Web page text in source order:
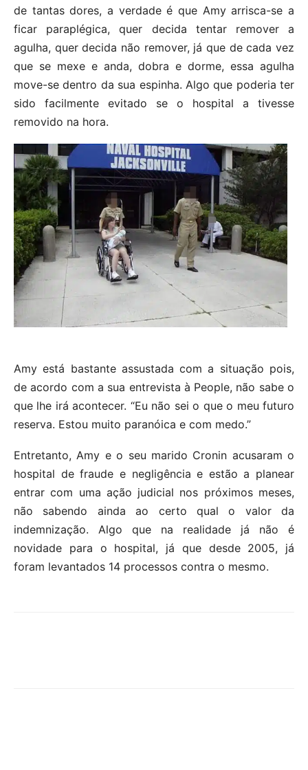
de tantas dores, a verdade é que Amy arrisca-se a
ficar paraplégica, quer decida tentar remover a
agulha, quer decida não remover, já que de cada vez
que se mexe e anda, dobra e dorme, essa agulha
move-se dentro da sua espinha. Algo que poderia ter
sido facilmente evitado se o hospital a tivesse
removido na hora.
Amy está bastante assustada com a situação pois,
de acordo com a sua entrevista à People, não sabe o
que lhe irá acontecer. “Eu não sei o que o meu futuro
reserva. Estou muito paranóica e com medo.”
Entretanto, Amy e o seu marido Cronin acusaram o
hospital de fraude e negligência e estão a planear
entrar com uma ação judicial nos próximos meses,
não sabendo ainda ao certo qual o valor da
indemnização. Algo que na realidade já não é
novidade para o hospital, já que desde 2005, já
foram levantados 14 processos contra o mesmo.